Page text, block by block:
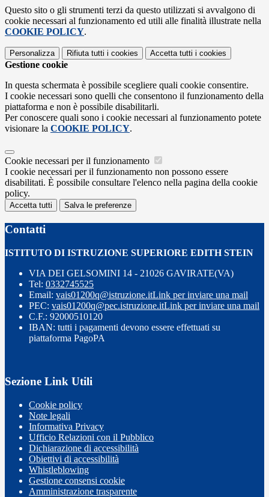
Questo sito o gli strumenti terzi da questo utilizzati si avvalgono di
cookie necessari al funzionamento ed utili alle finalità illustrate nella
COOKIE POLICY.
Personalizza Rifiuta tutti i cookies Accetta tutti i cookies
Gestione cookie
In questa schermata è possibile scegliere quali cookie consentire.
I cookie necessari sono quelli che consentono il funzionamento della
piattaforma e non è possibile disabilitarli.
Per conoscere quali sono i cookie necessari al funzionamento potete
visionare la COOKIE POLICY.
Cookie necessari per il funzionamento
I cookie necessari per il funzionamento non possono essere
disabilitati. È possibile consultare l'elenco nella pagina della cookie
policy.
Accetta tutti Salva le preferenze
Contatti
ISTITUTO DI ISTRUZIONE SUPERIORE EDITH STEIN
VIA DEI GELSOMINI 14 - 21026 GAVIRATE(VA)
Tel: 0332745525
Email: vais01200q@istruzione.itLink per inviare una mail
PEC: vais01200q@pec.istruzione.itLink per inviare una mail
C.F.: 92000510120
IBAN: tutti i pagamenti devono essere effettuati su
piattaforma PagoPA
Sezione Link Utili
Cookie policy
Note legali
Informativa Privacy
Ufficio Relazioni con il Pubblico
Dichiarazione di accessibilità
Obiettivi di accessibilità
Whistleblowing
Gestione consensi cookie
Amministrazione trasparente